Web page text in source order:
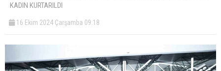
KADIN KURTARILDI
16 Ekim 2024 Çarşamba 09:18